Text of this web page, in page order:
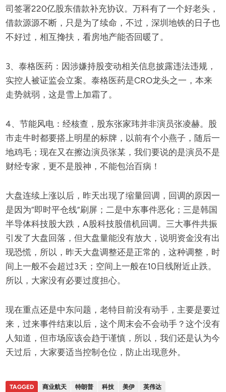
司签署220亿股东借款补充协议。万科有了一个好老头，
借款源源不断，只是为了续命，不过，深圳地铁的日子也
不好过，相互搀扶，看房地产能否回暖了。
3、泰格医药：因涉嫌持股变动相关信息披露违法违规，
实控人被证监会立案。泰格医药是CRO龙头之一，本来
走势就弱，这是雪上加霜了。
4、节能风电：经核查，股东张家玮并非演员张凌赫。股
市走牛时都要搭上明星的标牌，以前有个小燕子，随后一
地鸡毛；现在又在擦边演员张某，我们要说的是演员不是
财经专家，更不是股神，不能包治百病！
大盘连续上涨以后，昨天出现了缩量回调，回调的原因一
是因为“即时平仓线”刷屏；二是中东事件恶化；三是韩国
半导体科技股大跌，A股科技股借机回调。三大事件共振
引发了大盘回落，但大盘量能没有放大，说明资金没有出
现恐慌，所以，昨天大盘调整还是正常的，这种调整，时
间上一般不会超过3天；空间上一般在10日线附近止跌。
所以，大家没有必要过度担心。
现在重点还是中东问题，老特目前没有动手，主要是要过
来，过来事件结束以后，这个周末会不会动手？这个没有
人知道，但市场应该会趋于谨慎，所以，我们还是认为今
天过后，大家要适当控制仓位，防止出现意外。
TAGGED 商业航天 特朗普 科技 美伊 英伟达